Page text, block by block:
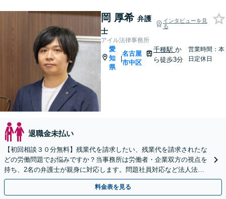
岡 厚希 弁護
士
インタビューを見
る
アイル法律事務所
愛
知
県
|
名古屋
市中区
千種駅 か
ら徒歩3分
営業時間：本
日定休日
退職金未払い
【初回相談３０分無料】残業代を請求したい、残業代を請求されたな
どの労働問題でお悩みですか？当事務所は労働者・企業双方の視点を
持ち、2名の弁護士が親身に対応します。問題社員対応など法人法務
もお任せを。LINEからの予約も可能です。
料金表を見る